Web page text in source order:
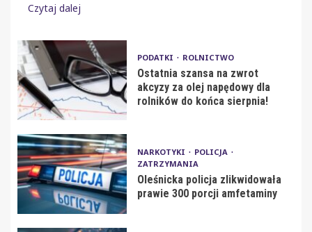
Czytaj dalej
PODATKI ROLNICTWO
Ostatnia szansa na zwrot
akcyzy za olej napędowy dla
rolników do końca sierpnia!
NARKOTYKI
POLICJA
ZATRZYMANIA
Oleśnicka policja zlikwidowała
prawie 300 porcji amfetaminy